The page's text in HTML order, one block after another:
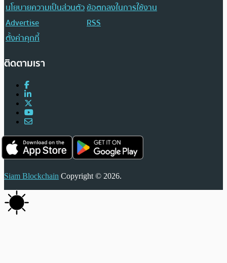
นโยบายความเป็นส่วนตัวข้อตกลงในการใช้งาน
Advertise
RSS
ตั้งค่าคุกกี้
ติดตามเรา
Siam Blockchain Copyright © 2026.